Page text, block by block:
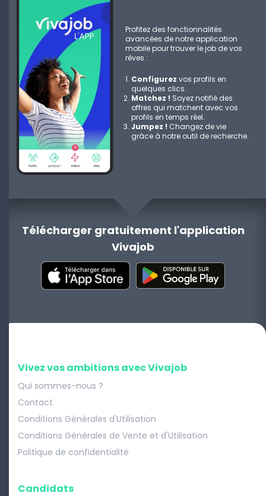
Profitez des fonctionnalités
avancées de notre application
mobile pour trouver le job de vos
rêves :
Configurez vos profils en
quelques clics.
Matchez ! Soyez notifié des
offres qui matchent avec vos
profils en temps réel.
Jumpez ! Changez de vie
grâce à notre outil de recherche.
Télécharger gratuitement l'application
Vivajob
Vivez vos ambitions avec Vivajob
Qui sommes-nous ?
Contact
Conditions Générales d'Utilisation
Conditions Générales de Vente et d'Utilisation
Politique de confidentialité
Candidats